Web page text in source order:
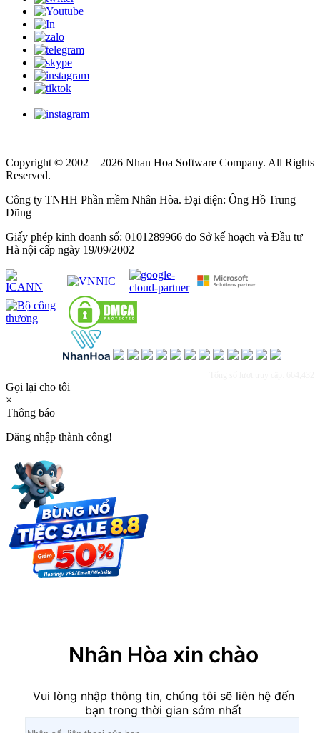
Copyright © 2002 – 2026 Nhan Hoa Software Company. All Rights
Reserved.
Công ty TNHH Phần mềm Nhân Hòa. Đại diện: Ông Hồ Trung
Dũng
Giấy phép kinh doanh số: 0101289966 do Sở kế hoạch và Đầu tư
Hà nội cấp ngày 19/09/2002
Gọi lại cho tôi
×
Thông báo
Đăng nhập thành công!
Nhân Hòa xin chào
Vui lòng nhập thông tin, chúng tôi sẽ liên hệ đến
bạn trong thời gian sớm nhất